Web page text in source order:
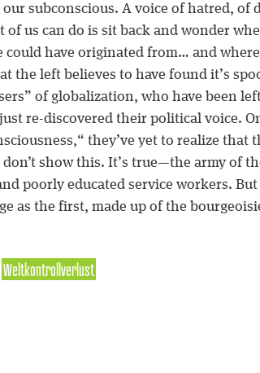
subconscious. A voice of hatred, of
us can do is sit back and wonder
could have originated from… and
the left believes to have found it’s
of globalization, who have been
re-discovered their political voice.
they’ve yet to realize that
show this. It’s true—the army of
poorly educated service workers.
as the first, made up of the
Weltkontrollverlust